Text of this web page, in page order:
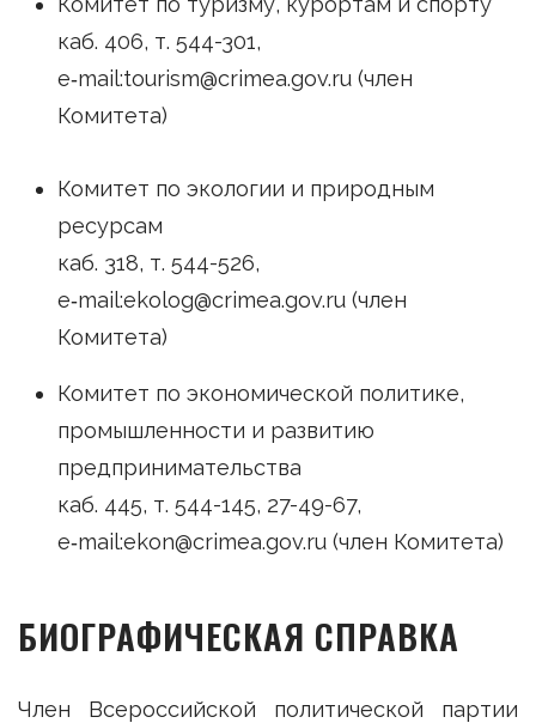
каб. 406, т. 544-301,
e‑mail:tourism@crimea.gov.ru (член
Комитета)
Комитет по экологии и природным
ресурсам
каб. 318, т. 544-526,
e‑mail:ekolog@crimea.gov.ru (член
Комитета)
Комитет по экономической политике,
промышленности и развитию
предпринимательства
каб. 445, т. 544-145, 27-49-67,
e‑mail:ekon@crimea.gov.ru (член Комитета)
БИОГРАФИЧЕСКАЯ СПРАВКА
Член Всероссийской политической партии